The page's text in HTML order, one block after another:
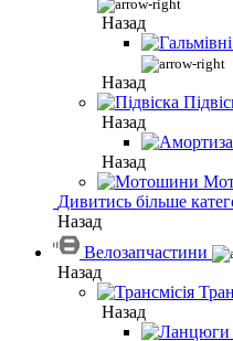
Назад
Назад
Назад
Назад
Дивитись більше
Назад
Велозапчастини
Назад
Назад